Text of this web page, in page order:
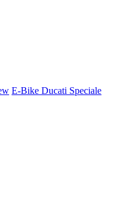
E-Bike Ducati Speciale